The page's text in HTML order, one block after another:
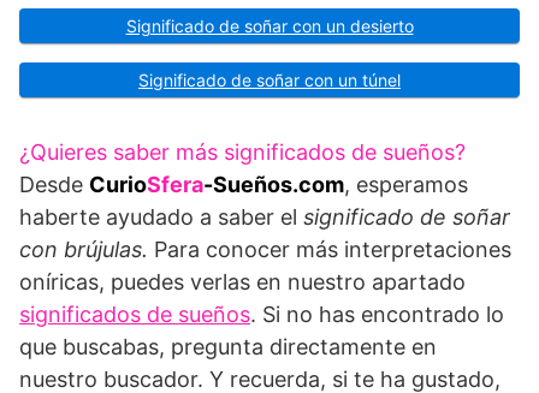
Significado de soñar con un desierto
Significado de soñar con un túnel
¿Quieres saber más significados de sueños?
Desde CurioSfera-Sueños.com, esperamos
haberte ayudado a saber el significado de soñar
con brújulas. Para conocer más interpretaciones
oníricas, puedes verlas en nuestro apartado
significados de sueños. Si no has encontrado lo
que buscabas, pregunta directamente en
nuestro buscador. Y recuerda, si te ha gustado,